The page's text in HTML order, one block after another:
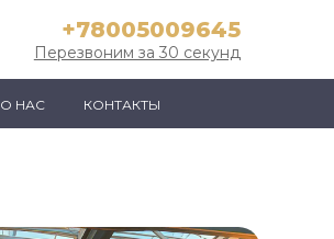
+78005009645
Перезвоним за 30 секунд
О НАС КОНТАКТЫ